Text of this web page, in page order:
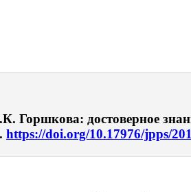
достоверное
https://doi.org/10.17976/jpps/